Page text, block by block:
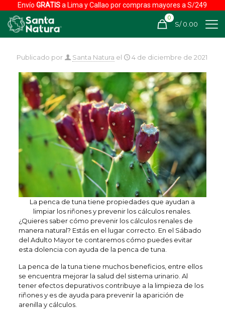
EnvíoGRATISa Lima y Callao por compras mayores a S/249
0
S/ 0.00
Publicado por Santa Natura el 4 de diciembre de 2021
La penca de tuna tiene propiedades que ayudan a
limpiar los riñones y prevenir los cálculos renales.
¿Quieres saber cómo prevenir los cálculos renales de
manera natural? Estás en el lugar correcto. En el Sábado
del Adulto Mayor te contaremos cómo puedes evitar
esta dolencia con ayuda de la penca de tuna.
La penca de la tuna tiene muchos beneficios, entre ellos
se encuentra mejorar la salud del sistema urinario. Al
tener efectos depurativos contribuye a la limpieza de los
riñones y es de ayuda para prevenir la aparición de
arenilla y cálculos.